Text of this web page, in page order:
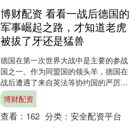
博财配资 看看一战后德国的
军事崛起之路，才知道老虎
被拔了牙还是猛兽
德国在第一次世界大战中是主要的参战
国之一。作为同盟国的领头羊，德国在
战后遭遇了来自英法等协约国的严厉惩
罚。协约国因为深受德国军队的压力，
为了彻底削弱德国，采取了....
博财配资
查看： 162 分类： 安全配资平台